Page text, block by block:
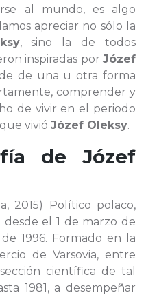
al mundo, es algo
apreciar no sólo la
, sino la de todos
inspiradas por Józef
de una u otra forma
comprender y
de vivir en el periodo
vivió Józef Oleksy.
de Józef
2015) Político polaco,
el 1 de marzo de
1996. Formado en la
de Varsovia, entre
científica de tal
1981, a desempeñar